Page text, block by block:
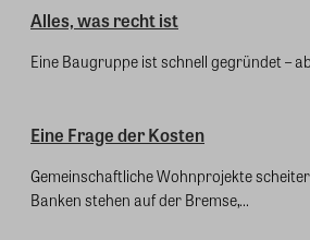
Alles, was recht ist
Eine Baugruppe ist schnell gegründet –
Eine Frage der Kosten
Gemeinschaftliche Wohnprojekte
Banken stehen auf der Bremse,...